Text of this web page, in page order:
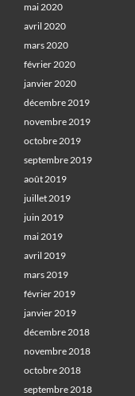
mai 2020
avril 2020
mars 2020
février 2020
janvier 2020
décembre 2019
novembre 2019
octobre 2019
septembre 2019
août 2019
juillet 2019
juin 2019
mai 2019
avril 2019
mars 2019
février 2019
janvier 2019
décembre 2018
novembre 2018
octobre 2018
septembre 2018